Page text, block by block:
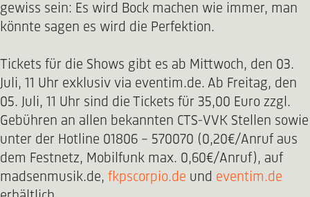
gewiss sein: Es wird Bock machen wie immer, man
könnte sagen es wird die Perfektion.
Tickets für die Shows gibt es ab Mittwoch, den 03.
Juli, 11 Uhr exklusiv via eventim.de. Ab Freitag, den
05. Juli, 11 Uhr sind die Tickets für 35,00 Euro zzgl.
Gebühren an allen bekannten CTS-VVK Stellen sowie
unter der Hotline 01806 - 570070 (0,20€/Anruf aus
dem Festnetz, Mobilfunk max. 0,60€/Anruf), auf
madsenmusik.de, fkpscorpio.de und eventim.de